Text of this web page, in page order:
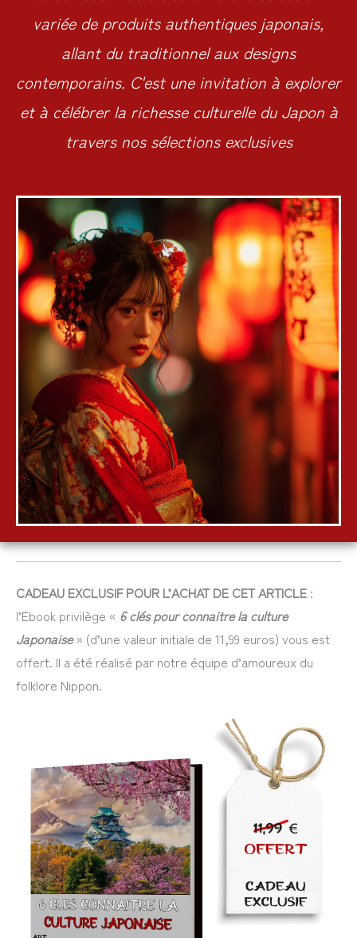
variée de produits authentiques japonais,
allant du traditionnel aux designs
contemporains. C'est une invitation à explorer
et à célébrer la richesse culturelle du Japon à
travers nos sélections exclusives
CADEAU EXCLUSIF POUR L’ACHAT DE CET ARTICLE :
l’Ebook privilège « 6 clés pour connaitre la culture
Japonaise» (d’une valeur initiale de 11,99 euros) vous est
offert. Il a été réalisé par notre équipe d’amoureux du
folklore Nippon.